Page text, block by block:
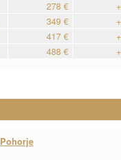
278 €
349 €
417 €
488 €
Pohorje